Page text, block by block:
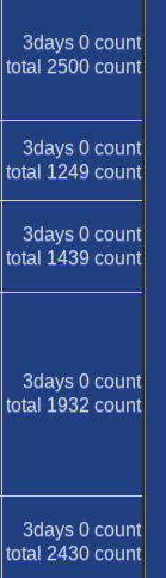
3days 0count
total 2500count
3days 0count
total 1249 count
3days 0count
total 1439 count
3days 0count
total 1932 count
3days 0count
total 2430count